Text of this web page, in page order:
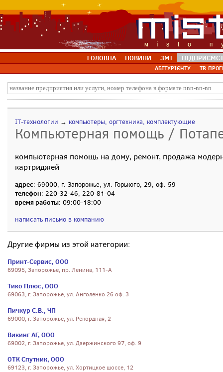
ГОЛОВНА НОВИНИ ЗМІ
АБІТУРІЄНТУ ТВ-
IT-технологии → компьютеры, оргтехника, комплектующие
Компьютерная помощь /
компьютерная помощь на дому, ремонт, продажа
картриджей
адрес: 69000, г. Запорожье, ул. Горького, 29, оф. 59
телефон: 220-32-46, 220-81-04
время работы: 09:00-18:00
написать письмо в компанию
Другие фирмы из этой категории:
Принт-Сервис, ООО
69095, Запорожье, пр. Ленина, 111-А
Тико Плюс, ООО
69063, г. Запорожье, ул. Анголенко 26 оф. 3
Пичкур С.В., ЧП
69000, г. Запорожье, ул. Рекордная, 2
Викинг АГ, ООО
69002, г. Запорожье, ул. Дзержинского 97, оф. 9
ОТК Спутник, ООО
69123, г. Запорожье, ул. Хортицкое шоссе, 12